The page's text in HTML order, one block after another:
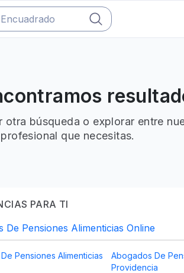
otra búsqueda o explorar entre
que necesitas.
PARA TI
De Pensiones Alimenticias Online
Pensiones Alimenticias
Abogados De
Providencia